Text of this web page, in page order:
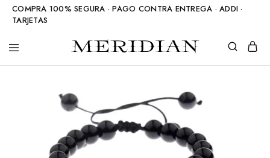
COMPRA 100% SEGURA · PAGO CONTRA ENTREGA · ADDI ·
TARJETAS
Meridian
Accesorios
natural